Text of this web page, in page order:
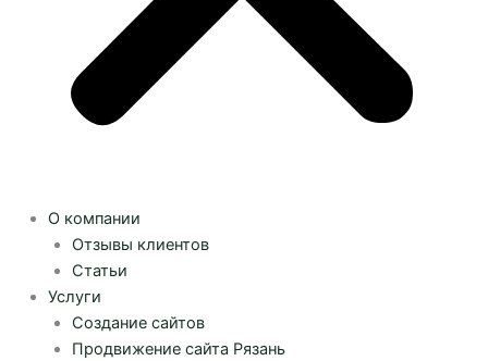
О компании
Отзывы клиентов
Статьи
Услуги
Создание сайтов
Продвижение сайта Рязань